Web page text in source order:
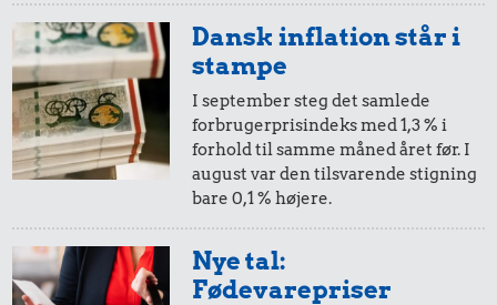
11,-
5,-
i 2018
= 6,-
i 2023
2,-
i 2018 i 2023
Dansk inflation står i
stampe
I september steg det samlede
forbrugerprisindeks med 1,3 % i
forhold til samme måned året før. I
august var den tilsvarende stigning
bare 0,1 % højere.
Nye tal:
Fødevarepriser